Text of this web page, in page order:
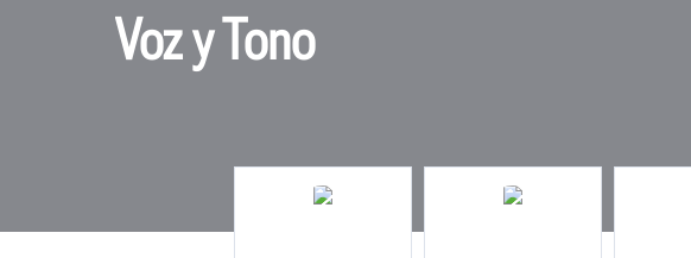
Voz y Tono